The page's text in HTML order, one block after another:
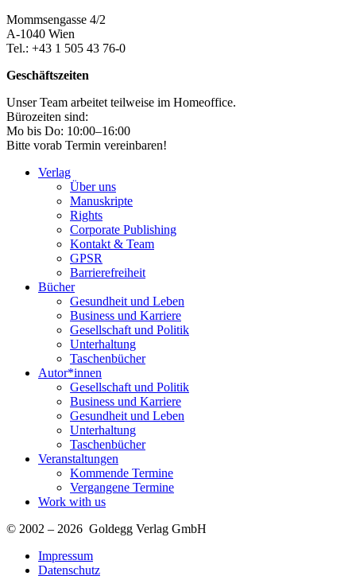
Mommsengasse 4/2
A-1040 Wien
Tel.: +43 1 505 43 76-0
Geschäftszeiten
Unser Team arbeitet teilweise im Homeoffice.
Bürozeiten sind:
Mo bis Do: 10:00–16:00
Bitte vorab Termin vereinbaren!
Verlag
Über uns
Manuskripte
Rights
Corporate Publishing
Kontakt & Team
GPSR
Barrierefreiheit
Bücher
Gesundheit und Leben
Business und Karriere
Gesellschaft und Politik
Unterhaltung
Taschenbücher
Autor*innen
Gesellschaft und Politik
Business und Karriere
Gesundheit und Leben
Unterhaltung
Taschenbücher
Veranstaltungen
Kommende Termine
Vergangene Termine
Work with us
© 2002 – 2026 Goldegg Verlag GmbH
Impressum
Datenschutz